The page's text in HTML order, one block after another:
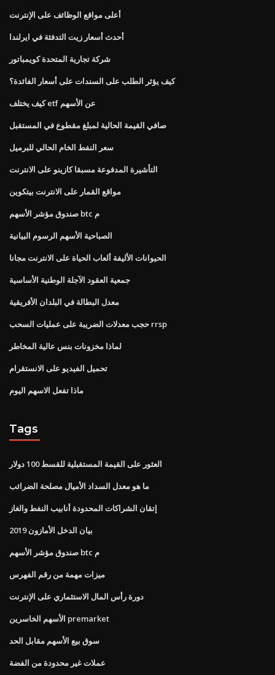
أعلى مواقع الوظائف على الإنترنت
أحدث أسعار زيت التدفئة في ايرلندا
شركة تجارية المتحدة كويمباتور
كيف يؤثر الطلب على السندات على أسعار الفائدة؟
كيف يختلف etf عن الأسهم
صافي القيمة الحالية لمبلغ مقطوع في المستقبل
سعر النفط الخام الحالي للبرميل
التأشيرة المدفوعة مسبقا كازينو على الانترنت
مواقع القمار على الانترنت بيتكوين
صندوق مؤشر الأسهم btc م
الصباحية الأسهم الرسوم البيانية
الحيوانات الأليفة ألعاب الحياة على الانترنت مجانا
جمعية العقود الآجلة الوطنية الأساسية
معدل البطالة في البلدان الأفريقية
حجب معدلات الضريبة على عمليات السحب rrsp
لماذا مخزونات بنس عالية المخاطر
تحميل الفيديو على الانستقرام
ماذا تفعل الاسهم اليوم
Tags
العثور على القيمة المستقبلية للقسط 100 دولار
ما هو معدل السداد الأميال مصلحة الضرائب
إتقان الشراكات المحدودة أنابيب النفط والغاز
بيان الدخل الأمازون 2019
صندوق مؤشر الأسهم btc م
ميزات مهمة من رقم الفهرس
دورة رأس المال الاستثماري على الإنترنت
الأسهم الخاسرين premarket
سوق بيع الأسهم مقابل الحد
عملات غير محدودة من الفضة